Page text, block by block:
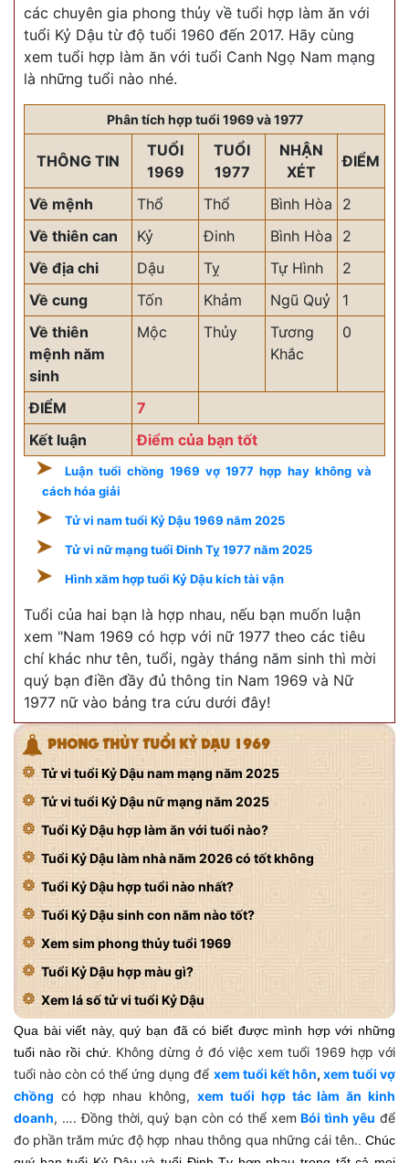
các chuyên gia phong thủy về tuổi hợp làm ăn với
tuổi Kỷ Dậu từ độ tuổi 1960 đến 2017. Hãy cùng
xem tuổi hợp làm ăn với tuổi Canh Ngọ Nam mạng
là những tuổi nào nhé.
Phân tích hợp tuổi 1969 và 1977
THÔNG TIN
TUỔI
1969
TUỔI
1977
NHẬN
XÉT
ĐIỂM
Về mệnh Thổ Thổ Bình Hòa
2
Về thiên can
Kỷ Đinh Bình Hòa
2
Về địa chi
Dậu Tỵ Tự Hình
2
Về cung
Tốn Khảm Ngũ Quỷ
1
Về thiên
mệnh năm
sinh
Mộc Thủy
Tương
Khắc
0
ĐIỂM
7
Kết luận
Điểm của bạn tốt
Luận tuổi chồng 1969 vợ 1977 hợp hay không và
cách hóa giải
Tử vi nam tuổi Kỷ Dậu 1969 năm 2025
Tử vi nữ mạng tuổi Đinh Tỵ 1977 năm 2025
Hình xăm hợp tuổi Kỷ Dậu kích tài vận
Tuổi của hai bạn là hợp nhau, nếu bạn muốn luận
xem "Nam 1969 có hợp với nữ 1977 theo các tiêu
chí khác như tên, tuổi, ngày tháng năm sinh thì mời
quý bạn điền đầy đủ thông tin Nam 1969 và Nữ
1977 nữ vào bảng tra cứu dưới đây!
PHONG THỦY TUỔI KỶ DẬU 1969
Tử vi tuổi Kỷ Dậu nam mạng năm 2025
Tử vi tuổi Kỷ Dậu nữ mạng năm 2025
Tuổi Kỷ Dậu hợp làm ăn với tuổi nào?
Tuổi Kỷ Dậu làm nhà năm 2026 có tốt không
Tuổi Kỷ Dậu hợp tuổi nào nhất?
Tuổi Kỷ Dậu sinh con năm nào tốt?
Xem sim phong thủy tuổi 1969
Tuổi Kỷ Dậu hợp màu gì?
Xem lá số tử vi tuổi Kỷ Dậu
Qua bài viết này, quý bạn đã có biết được mình hợp với những
tuổi nào rồi chứ. Không dừng ở đó việc xem tuổi 1969 hợp với
tuổi nào còn có thể ứng dụng để xem tuổi kết hôn, xem tuổi vợ
chồng có hợp nhau không,xem tuổi hợp tác làm ăn kinh
doanh, …. Đồng thời, quý bạn còn có thể xemBói tình yêu để
đo phần trăm mức độ hợp nhau thông qua những cái tên.. Chúc